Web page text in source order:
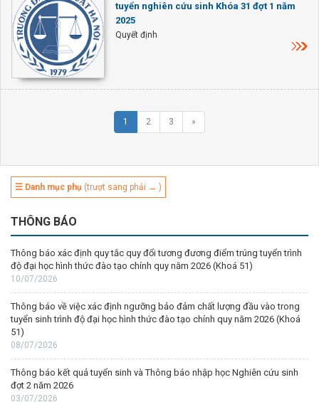
tuyển nghiên cứu sinh Khóa 31 đợt 1 năm
2025
Quyết định
1 2 3 »
☰ Danh mục phụ (trượt sang phải → )
THÔNG BÁO
Thông báo xác định quy tắc quy đổi tương đương điểm trúng tuyển trình
độ đại học hình thức đào tạo chính quy năm 2026 (Khoá 51)
10/07/2026
Thông báo về việc xác định ngưỡng bảo đảm chất lượng đầu vào trong
tuyển sinh trình độ đại học hình thức đào tạo chính quy năm 2026 (Khoá
51)
08/07/2026
Thông báo kết quả tuyển sinh và Thông báo nhập học Nghiên cứu sinh
đợt 2 năm 2026
03/07/2026